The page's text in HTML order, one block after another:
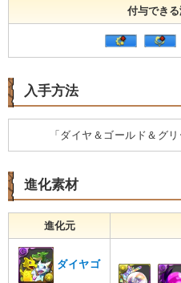
付与でき
入手方法
「ダイヤ＆ゴールド＆グ
進化素材
進化元
ダイヤゴ